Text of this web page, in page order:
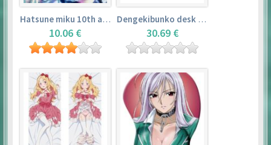
Hatsune miku 10th anniversary book
10.06 €
Dengekibunko desk calendar 2018
30.69 €